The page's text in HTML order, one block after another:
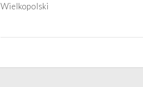
Wielkopolski